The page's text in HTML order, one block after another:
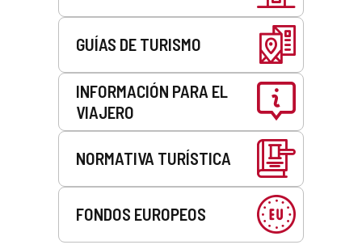
GUÍAS DE TURISMO
INFORMACIÓN PARA EL
VIAJERO
NORMATIVA TURÍSTICA
FONDOS EUROPEOS